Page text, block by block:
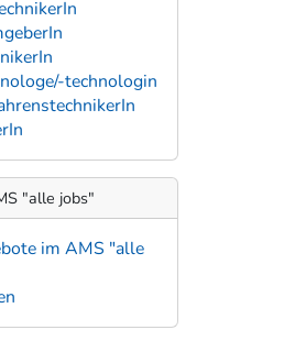
technologin
"alle jobs"
im AMS "alle